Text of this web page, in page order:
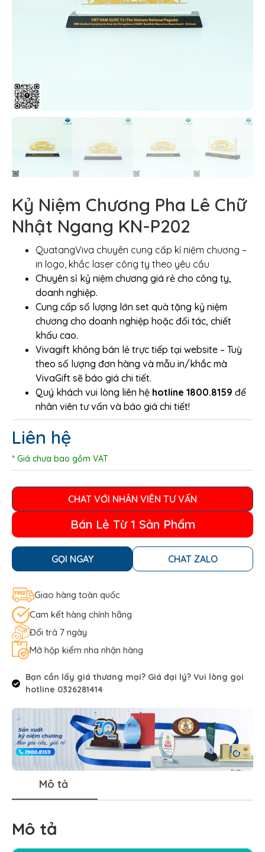
Kỷ Niệm Chương Pha Lê Chữ
Nhật Ngang KN-P202
QuatangViva chuyên cung cấp kỉ niệm chương –
in logo, khắc laser công ty theo yêu cầu
Chuyên sỉ kỷ niệm chương giá rẻ cho công ty,
doanh nghiệp.
Cung cấp số lượng lớn set quà tặng kỷ niệm
chương cho doanh nghiệp hoặc đối tác, chiết
khấu cao.
Vivagift không bán lẻ trực tiếp tại website – Tuỳ
theo số lượng đơn hàng và mẫu in/khắc mà
VivaGift sẽ báo giá chi tiết.
Quý khách vui lòng liên hệ hotline 1800.8159 để
nhân viên tư vấn và báo giá chi tiết!
Liên hệ
* Giá chưa bao gồm VAT
CHAT VỚI NHÂN VIÊN TƯ VẤN
Bán Lẻ Từ 1 Sản Phẩm
GỌI NGAY CHAT ZALO
Giao hàng toàn quốc
Cam kết hàng chính hãng
Đổi trả 7 ngày
Mở hộp kiểm nha nhận hàng
Bạn cần lấy giá thương mại? Giá đại lý? Vui lòng gọi
hotline 0326281414
Mô tả
Mô tả